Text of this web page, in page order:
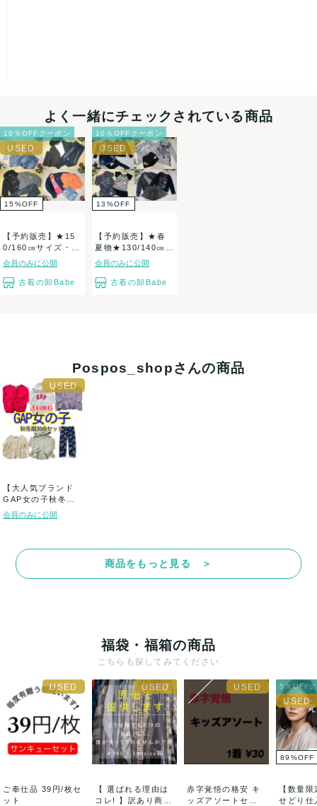
よく一緒にチェックされている商品
10％OFFクーポン
15 %OFF
【予約販売】★15
0/160㎝サイズ・女
の子・子供...
会員のみに公開
古着の卸Babe
10％OFFクーポン
13 %OFF
【予約販売】★春
夏物★130/140㎝サ
イズ・女の...
会員のみに公開
古着の卸Babe
Pospos_shopさんの商品
【大人気ブランド
GAP女の子秋冬
服】 60~14...
会員のみに公開
商品をもっと見る ＞
福袋・福箱の商品
こちらも探してみてください
ご奉仕品 39円/枚セ
ット
【 選ばれる理由は
コレ! 】訳あり商品
赤字覚悟の格安 キ
ッズアソートセッ
5％OFF
89 %OFF
【数量
せどり仕